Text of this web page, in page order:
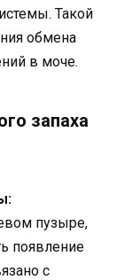
Такой
обмена
в моче.
запаха
пузыре,
появление
с